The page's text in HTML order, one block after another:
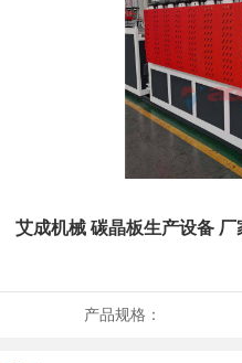
艾成机械 碳晶板生产设备 厂
产品规格：